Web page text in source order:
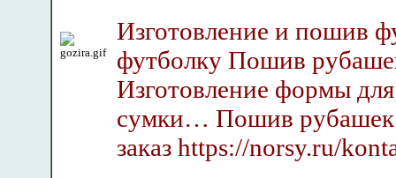
Изготовление и пошив
футболку Пошив
Изготовление формы
сумки… Пошив рубашек
заказ https://norsy.ru/